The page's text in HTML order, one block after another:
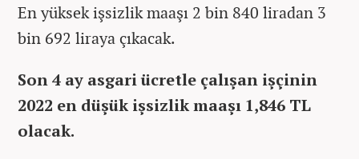
En yüksek işsizlik maaşı 2 bin 840 liradan 3
bin 692 liraya çıkacak.
Son 4 ay asgari ücretle çalışan işçinin
2022 en düşük işsizlik maaşı 1,846 TL
olacak.